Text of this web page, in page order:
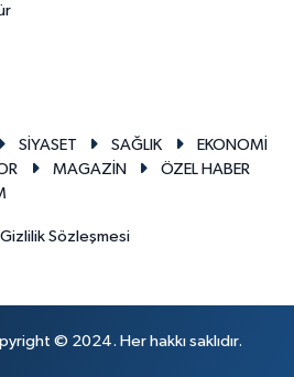
SİYASET SAĞLIK
EKONOMİ
MAGAZİN
ÖZEL HABER
Gizlilik Sözleşmesi
© 2024. Her hakkı saklıdır.